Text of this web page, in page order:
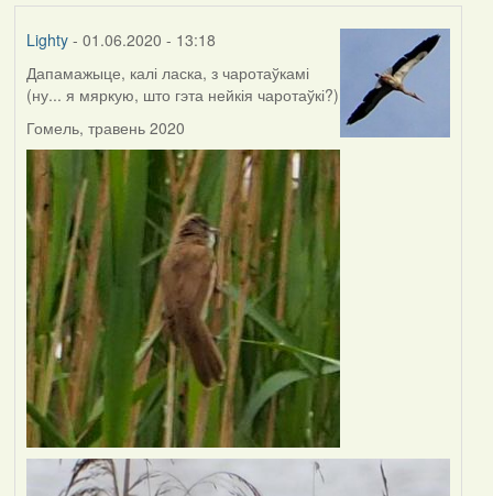
Lighty- 01.06.2020 - 13:18
Дапамажыце, калі ласка, з чаротаўкамі
(ну... я мяркую, што гэта нейкія чаротаўкі?)
Гомель, травень 2020